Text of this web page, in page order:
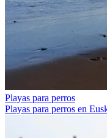
Playas para perros
Playas para perros en